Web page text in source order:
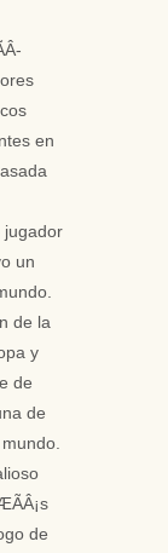
en
jugador
un
de la
y
de
de
de